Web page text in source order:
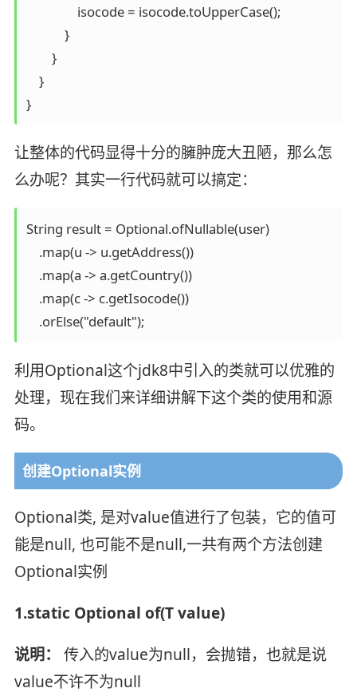
                isocode = isocode.toUpperCase();
            }
        }
    }
}
让整体的代码显得十分的臃肿庞大丑陋，那么怎
么办呢？其实一行代码就可以搞定：
String result = Optional.ofNullable(user)
    .map(u -> u.getAddress())
    .map(a -> a.getCountry())
    .map(c -> c.getIsocode())
    .orElse("default");
利用Optional这个jdk8中引入的类就可以优雅的
处理，现在我们来详细讲解下这个类的使用和源
码。
创建Optional实例
Optional类, 是对value值进行了包装，它的值可
能是null, 也可能不是null,一共有两个方法创建
Optional实例
1.static Optional of(T value)
说明：
传入的value为null，会抛错，也就是说
value不许不为null